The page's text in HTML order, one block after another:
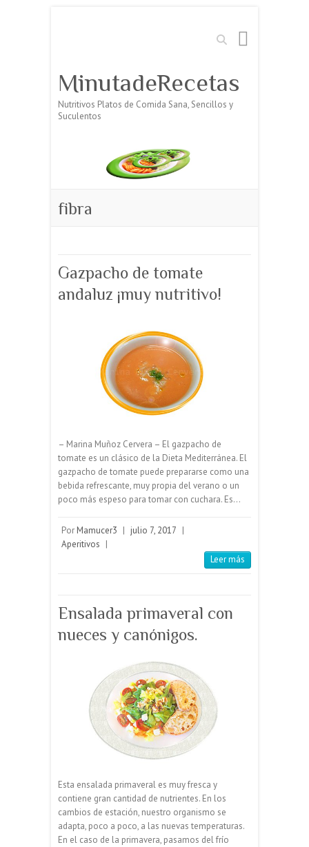
Buscar
MinutadeRecetas
Nutritivos Platos de Comida Sana, Sencillos y
Suculentos
fibra
Gazpacho de tomate
andaluz ¡muy nutritivo!
– Marina Muñoz Cervera – El gazpacho de
tomate es un clásico de la Dieta Mediterránea. El
gazpacho de tomate puede prepararse como una
bebida refrescante, muy propia del verano o un
poco más espeso para tomar con cuchara. Es…
Por Mamucer3 | julio 7, 2017 |
Aperitivos |
Leer más
Ensalada primaveral con
nueces y canónigos.
Esta ensalada primaveral es muy fresca y
contiene gran cantidad de nutrientes. En los
cambios de estación, nuestro organismo se
adapta, poco a poco, a las nuevas temperaturas.
En el caso de la primavera, pasamos del frío